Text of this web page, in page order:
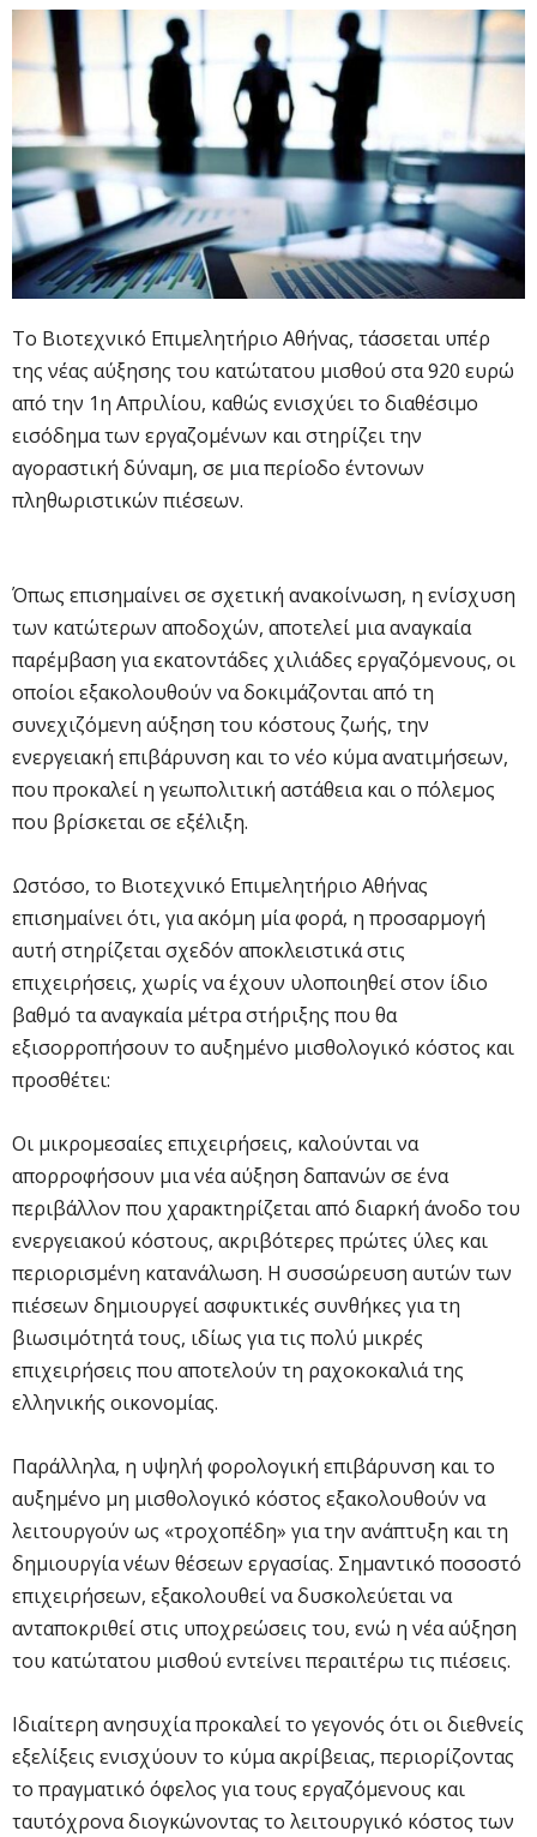
Το Βιοτεχνικό Επιμελητήριο Αθήνας, τάσσεται υπέρ
της νέας αύξησης του κατώτατου μισθού στα 920 ευρώ
από την 1η Απριλίου, καθώς ενισχύει το διαθέσιμο
εισόδημα των εργαζομένων και στηρίζει την
αγοραστική δύναμη, σε μια περίοδο έντονων
πληθωριστικών πιέσεων.
Όπως επισημαίνει σε σχετική ανακοίνωση, η ενίσχυση
των κατώτερων αποδοχών, αποτελεί μια αναγκαία
παρέμβαση για εκατοντάδες χιλιάδες εργαζόμενους, οι
οποίοι εξακολουθούν να δοκιμάζονται από τη
συνεχιζόμενη αύξηση του κόστους ζωής, την
ενεργειακή επιβάρυνση και το νέο κύμα ανατιμήσεων,
που προκαλεί η γεωπολιτική αστάθεια και ο πόλεμος
που βρίσκεται σε εξέλιξη.
Ωστόσο, το Βιοτεχνικό Επιμελητήριο Αθήνας
επισημαίνει ότι, για ακόμη μία φορά, η προσαρμογή
αυτή στηρίζεται σχεδόν αποκλειστικά στις
επιχειρήσεις, χωρίς να έχουν υλοποιηθεί στον ίδιο
βαθμό τα αναγκαία μέτρα στήριξης που θα
εξισορροπήσουν το αυξημένο μισθολογικό κόστος και
προσθέτει:
Οι μικρομεσαίες επιχειρήσεις, καλούνται να
απορροφήσουν μια νέα αύξηση δαπανών σε ένα
περιβάλλον που χαρακτηρίζεται από διαρκή άνοδο του
ενεργειακού κόστους, ακριβότερες πρώτες ύλες και
περιορισμένη κατανάλωση. Η συσσώρευση αυτών των
πιέσεων δημιουργεί ασφυκτικές συνθήκες για τη
βιωσιμότητά τους, ιδίως για τις πολύ μικρές
επιχειρήσεις που αποτελούν τη ραχοκοκαλιά της
ελληνικής οικονομίας.
Παράλληλα, η υψηλή φορολογική επιβάρυνση και το
αυξημένο μη μισθολογικό κόστος εξακολουθούν να
λειτουργούν ως «τροχοπέδη» για την ανάπτυξη και τη
δημιουργία νέων θέσεων εργασίας. Σημαντικό ποσοστό
επιχειρήσεων, εξακολουθεί να δυσκολεύεται να
ανταποκριθεί στις υποχρεώσεις του, ενώ η νέα αύξηση
του κατώτατου μισθού εντείνει περαιτέρω τις πιέσεις.
Ιδιαίτερη ανησυχία προκαλεί το γεγονός ότι οι διεθνείς
εξελίξεις ενισχύουν το κύμα ακρίβειας, περιορίζοντας
το πραγματικό όφελος για τους εργαζόμενους και
ταυτόχρονα διογκώνοντας το λειτουργικό κόστος των